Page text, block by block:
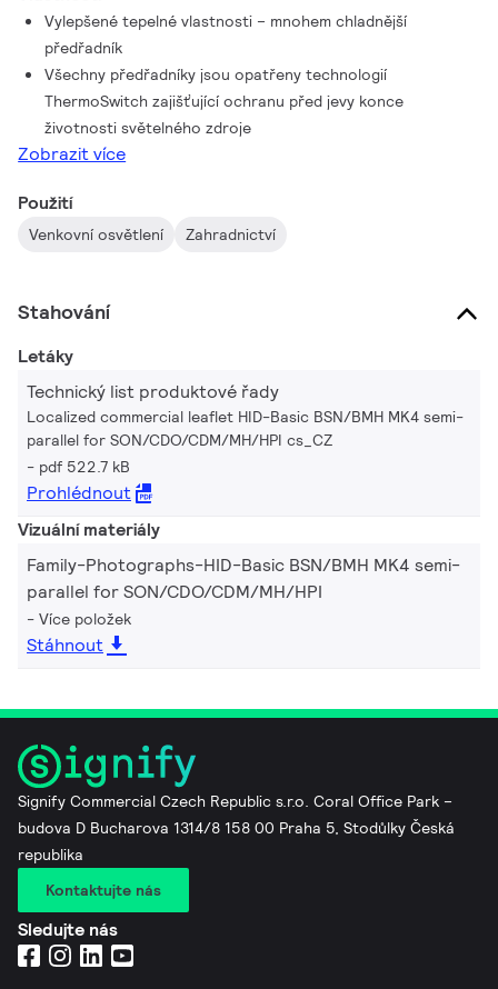
Vylepšené tepelné vlastnosti – mnohem chladnější
předřadník
Všechny předřadníky jsou opatřeny technologií
ThermoSwitch zajišťující ochranu před jevy konce
životnosti světelného zdroje
Zobrazit více
Použití
Venkovní osvětlení Zahradnictví
Stahování
Letáky
Technický list produktové řady
Localized commercial leaflet HID-Basic BSN/BMH MK4 semi-
parallel for SON/CDO/CDM/MH/HPI cs_CZ
pdf 522.7 kB
Prohlédnout
Vizuální materiály
Family-Photographs-HID-Basic BSN/BMH MK4 semi-
parallel for SON/CDO/CDM/MH/HPI
Více položek
Stáhnout
Signify Commercial Czech Republic s.r.o. Coral Office Park –
budova D Bucharova 1314/8 158 00 Praha 5, Stodůlky Česká
republika
Kontaktujte nás
Sledujte nás